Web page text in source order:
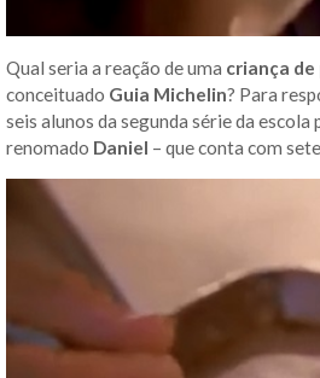
Qual seria a reação de uma criança
conceituado Guia Michelin? Para
seis alunos da segunda série da
renomado Daniel – que conta com